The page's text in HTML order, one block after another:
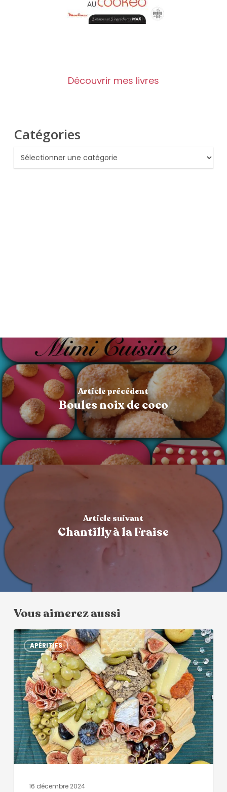
Découvrir mes livres
Catégories
Catégories
Article précédent
Boules noix de coco
Article suivant
Chantilly à la Fraise
Vous aimerez aussi
APÉRITIFS
16 décembre 2024